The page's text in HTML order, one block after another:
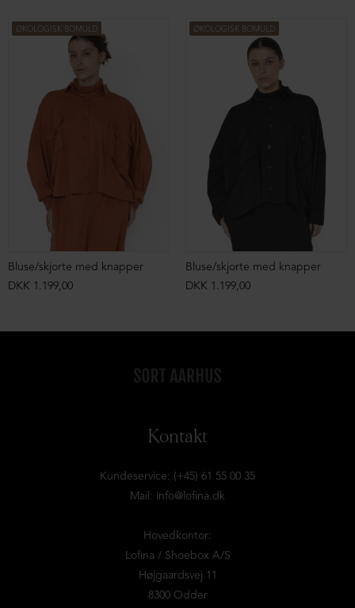
ØKOLOGISK BOMULD
Bluse/skjorte med knapper
DKK 1.199,00
ØKOLOGISK BOMULD
Bluse/skjorte med knapper
DKK 1.199,00
Kontakt
Kundeservice: (+45) 61 55 00 35
Mail: info@lofina.dk
Hovedkontor:
Lofina / Shoebox A/S
Højgaardsvej 11
8300 Odder